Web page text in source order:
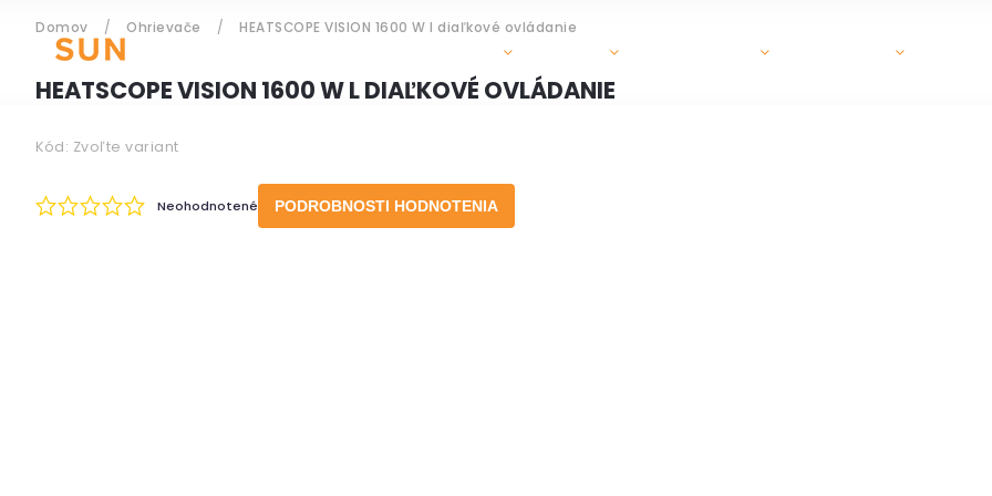
Domov / Ohrievače / HEATSCOPE VISION 1600 W l diaľkové ovládanie
HEATSCOPE VISION 1600 W L DIAĽKOVÉ OVLÁDANIE
Kód: Zvoľte variant
Neohodnotené PODROBNOSTI HODNOTENIA